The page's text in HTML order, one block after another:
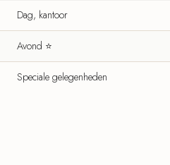
Dag, kantoor
Avond ⭐
Speciale gelegenheden